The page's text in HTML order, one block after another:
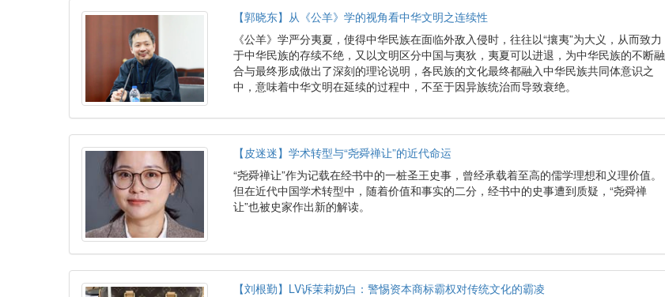
【郭晓东】从《公羊》学的视角看中华文明之连续性
《公羊》学严分夷夏，使得中华民族在面临外敌入侵时，往往以“攘夷”为大义，从而致力
于中华民族的存续不绝，又以文明区分中国与夷狄，夷夏可以进退，为中华民族的不断融
合与最终形成做出了深刻的理论说明，各民族的文化最终都融入中华民族共同体意识之
中，意味着中华文明在延续的过程中，不至于因异族统治而导致衰绝。
【皮迷迷】学术转型与“尧舜禅让”的近代命运
“尧舜禅让”作为记载在经书中的一桩圣王史事，曾经承载着至高的儒学理想和义理价值。
但在近代中国学术转型中，随着价值和事实的二分，经书中的史事遭到质疑，“尧舜禅
让”也被史家作出新的解读。
【刘根勤】LV诉茉莉奶白：警惕资本商标霸权对传统文化的霸凌